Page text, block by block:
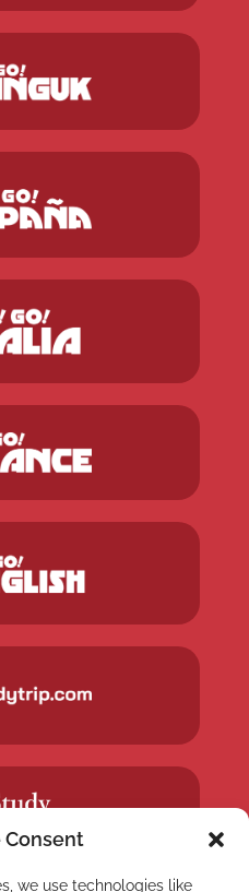
Consent
we use technologies like